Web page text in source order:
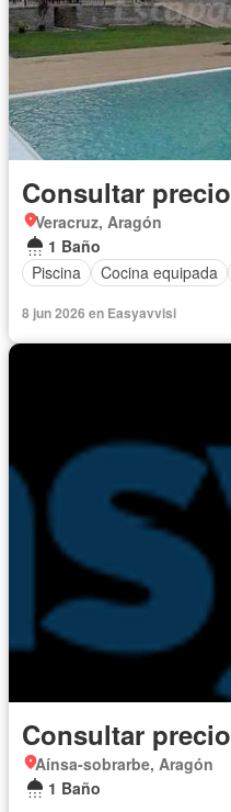
Consultar precio
Veracruz, Aragón
1 Baño
Piscina
Cocina equipada
8 jun 2026 en Easyavvisi
Consultar precio
Aínsa-sobrarbe, Aragón
1 Baño